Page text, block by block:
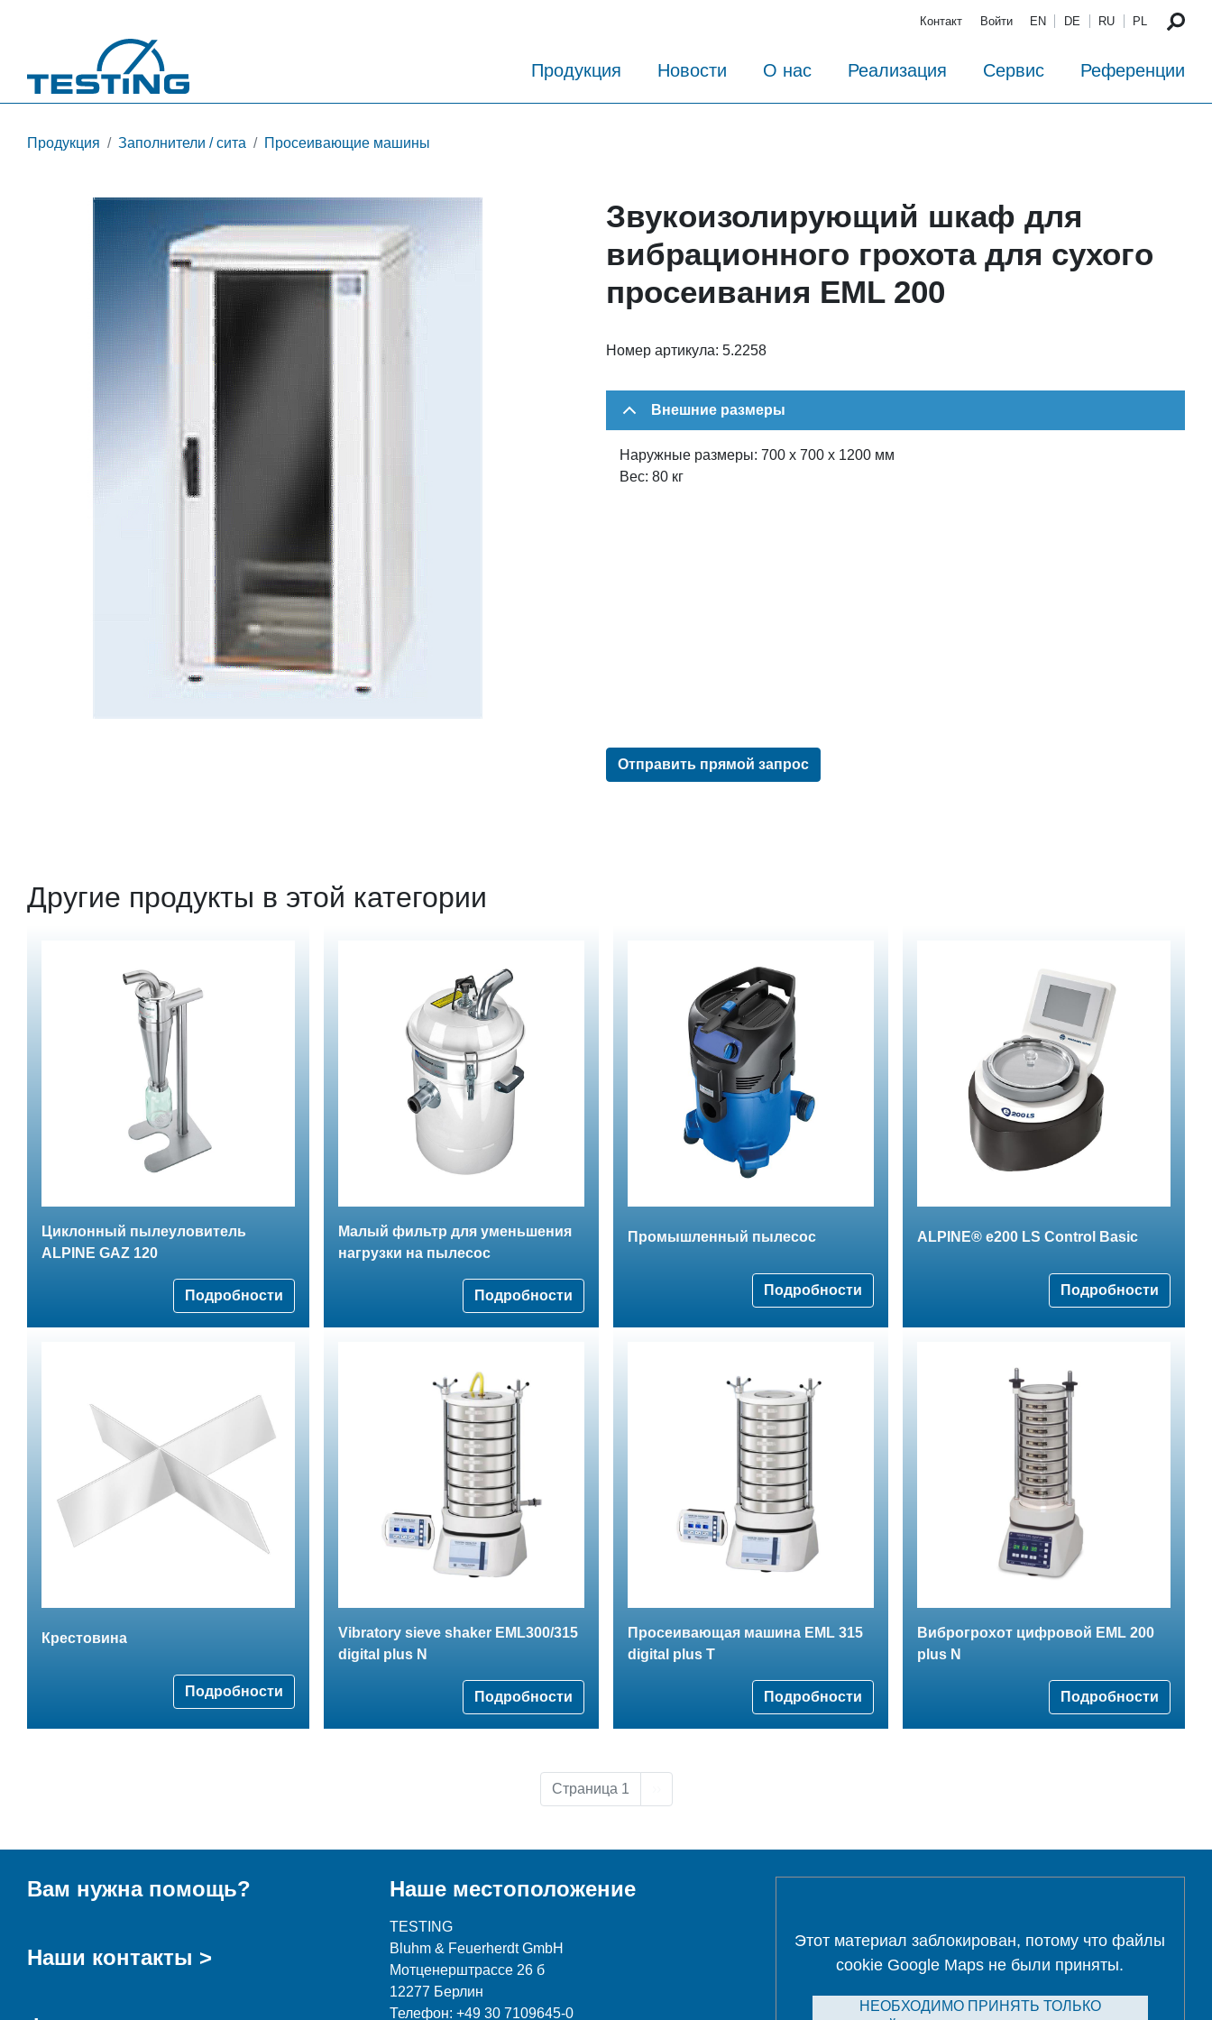
Контакт Войти EN DE RU PL
Продукция Новости О нас Реализация Сервис Референции
Продукция Заполнители / сита Просеивающие машины
Звукоизолирующий шкаф для
вибрационного грохота для сухого
просеивания EML 200
Номер артикула: 5.2258
Внешние размеры
Наружные размеры: 700 x 700 x 1200 мм
Вес: 80 кг
Отправить прямой запрос
Другие продукты в этой категории
Циклонный пылеуловитель
ALPINE GAZ 120
Подробности
Малый фильтр для уменьшения
нагрузки на пылесос
Подробности
Промышленный пылесос
Подробности
ALPINE® e200 LS Control Basic
Подробности
Крестовина
Подробности
Vibratory sieve shaker EML300/315
digital plus N
Подробности
Просеивающая машина EML 315
digital plus T
Подробности
Виброгрохот цифровой EML 200
plus N
Подробности
Страница 1
Вам нужна помощь?
Наши контакты >
Наше местоположение
TESTING
Bluhm & Feuerherdt GmbH
Мотценерштрассе 26 б
12277 Берлин
Телефон: +49 30 7109645-0
Этот материал заблокирован, потому что файлы
cookie Google Maps не были приняты.
НЕОБХОДИМО ПРИНЯТЬ ТОЛЬКО